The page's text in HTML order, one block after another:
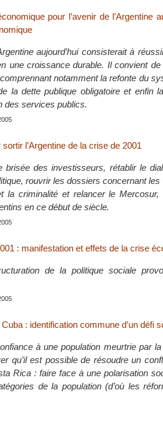
pour l’avenir de l’Argentine
aujourd’hui consisterait à
une croissance durable. Il convient
notamment la refonte du
la dette publique obligatoire et enfin
des services publics.
l’Argentine de la crise de 2001
brisée des investisseurs, rétablir le
rouvrir les dossiers concernant les
la criminalité et relancer le
en ce début de siècle.
: manifestation et effets de la crise
de la politique sociale
: identification commune d’un défi
à une population meurtrie par
qu’il est possible de résoudre un
Rica : faire face à une polarisation
de la population (d’où les